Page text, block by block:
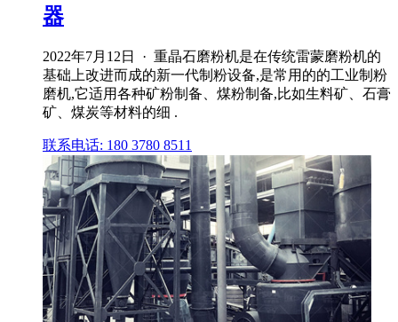
器
2022年7月12日 · 重晶石磨粉机是在传统雷蒙磨粉机的
基础上改进而成的新一代制粉设备,是常用的的工业制粉
磨机,它适用各种矿粉制备、煤粉制备,比如生料矿、石膏
矿、煤炭等材料的细 .
联系电话: 180 3780 8511